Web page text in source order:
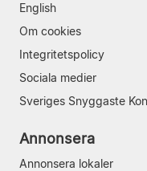
English
Om cookies
Integritetspolicy
Sociala medier
Sveriges Snyggaste
Annonsera
Annonsera lokaler